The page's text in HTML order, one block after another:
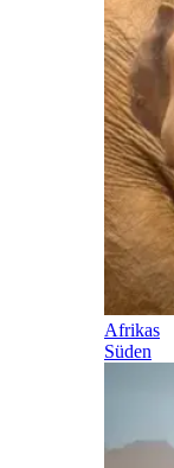
Afrikas
Süden